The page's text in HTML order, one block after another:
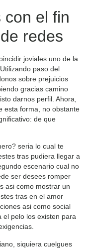
con el fin
redes
joviales uno de la
paso del
sobre prejuicios
gracias camino
darnos perfil. Ahora,
esta forma, no obstante
de que
seri­a lo cual te
tras pudiera llegar a
escenario cual no
ser desees romper
asi­ como mostrar un
tras en el amor
asi­ como social
el pelo los existen para
siquiera cuelgues